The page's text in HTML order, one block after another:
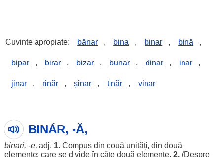
Cuvinte apropiate: bănar , bina , binar , bină ,
bipar , birar , bizar , bunar , dinar , inar ,
jinar , rinăr , șinar , tinăr , vinar
BINÁR, -Ă,
binari, -e, adj. 1. Compusdin două unități, din două
elemente; care se divideîn câte două elemente. 2.(Despre